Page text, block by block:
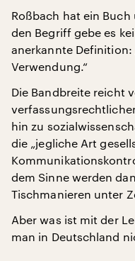
Roßbach hat ein
den Begriff gebe es
anerkannte Definition:
Verwendung.“
Die Bandbreite reicht
hin zu
die „jegliche Art
dem Sinne werden
Tischmanieren unter
Aber was ist mit der
man in Deutschland